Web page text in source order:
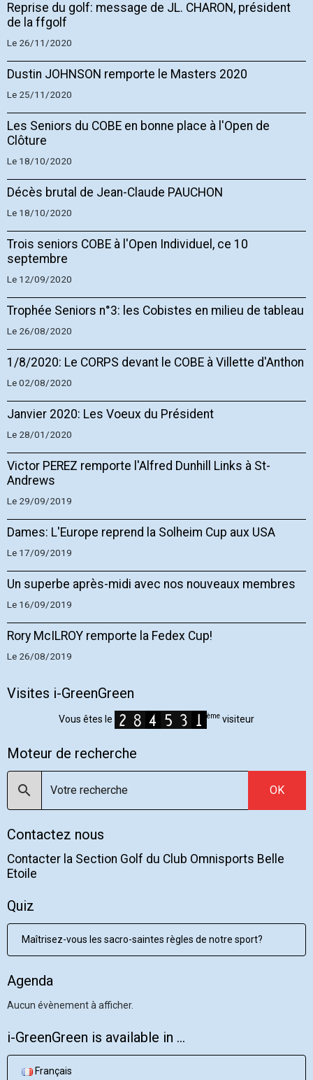
Reprise du golf: message de JL. CHARON, président
de la ffgolf
Le 26/11/2020
Dustin JOHNSON remporte le Masters 2020
Le 25/11/2020
Les Seniors du COBE en bonne place à l'Open de
Clôture
Le 18/10/2020
Décès brutal de Jean-Claude PAUCHON
Le 18/10/2020
Trois seniors COBE à l'Open Individuel, ce 10
septembre
Le 12/09/2020
Trophée Seniors n°3: les Cobistes en milieu de tableau
Le 26/08/2020
1/8/2020: Le CORPS devant le COBE à Villette d'Anthon
Le 02/08/2020
Janvier 2020: Les Voeux du Président
Le 28/01/2020
Victor PEREZ remporte l'Alfred Dunhill Links à St-
Andrews
Le 29/09/2019
Dames: L'Europe reprend la Solheim Cup aux USA
Le 17/09/2019
Un superbe après-midi avec nos nouveaux membres
Le 16/09/2019
Rory McILROY remporte la Fedex Cup!
Le 26/08/2019
Visites i-GreenGreen
Vous êtes le ème visiteur
Moteur de recherche
OK
Contactez nous
Contacter la Section Golf du Club Omnisports Belle
Etoile
Quiz
Maîtrisez-vous les sacro-saintes règles de notre sport?
Agenda
Aucun évènement à afficher.
i-GreenGreen is available in ...
Français